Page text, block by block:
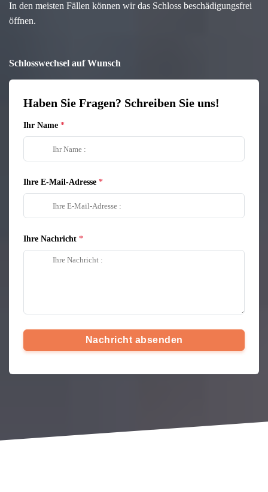
In den meisten Fällen können wir das Schloss beschädigungsfrei
öffnen.
Schlosswechsel auf Wunsch
Haben Sie Fragen? Schreiben Sie uns!
Ihr Name
Ihre E-Mail-Adresse
Ihre Nachricht
Nachricht absenden